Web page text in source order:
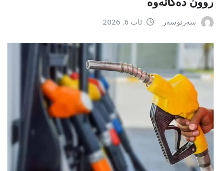
سەرنوسەر ئاب 6, 2026